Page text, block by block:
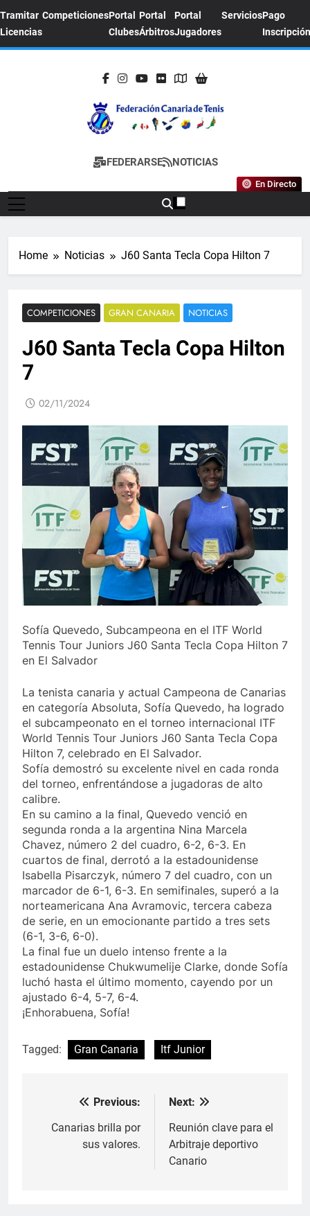
Tramitar
Licencias
CompeticionesPortal
Clubes
Portal
Árbitros
Portal
Jugadores
ServiciosPago
Inscripción
FEDERACION
CANARIA DE
TENIS
Sitio Oficial De La Federación Canaria De
FEDERARSE NOTICIAS
En Directo
Home Noticias J60 Santa Tecla Copa Hilton 7
COMPETICIONES GRAN CANARIA NOTICIAS
J60 Santa Tecla Copa Hilton
7
02/11/2024
Sofía Quevedo, Subcampeona en el ITF World
Tennis Tour Juniors J60 Santa Tecla Copa Hilton 7
en El Salvador
La tenista canaria y actual Campeona de Canarias
en categoría Absoluta, Sofía Quevedo, ha logrado
el subcampeonato en el torneo internacional ITF
World Tennis Tour Juniors J60 Santa Tecla Copa
Hilton 7, celebrado en El Salvador.
Sofía demostró su excelente nivel en cada ronda
del torneo, enfrentándose a jugadoras de alto
calibre.
En su camino a la final, Quevedo venció en
segunda ronda a la argentina Nina Marcela
Chavez, número 2 del cuadro, 6-2, 6-3. En
cuartos de final, derrotó a la estadounidense
Isabella Pisarczyk, número 7 del cuadro, con un
marcador de 6-1, 6-3. En semifinales, superó a la
norteamericana Ana Avramovic, tercera cabeza
de serie, en un emocionante partido a tres sets
(6-1, 3-6, 6-0).
La final fue un duelo intenso frente a la
estadounidense Chukwumelije Clarke, donde Sofía
luchó hasta el último momento, cayendo por un
ajustado 6-4, 5-7, 6-4.
¡Enhorabuena, Sofía!
Tagged: Gran Canaria Itf Junior
Navegación
de
Previous:
Canarias brilla por
sus valores.
Next:
Reunión clave para el
Arbitraje deportivo
Canario